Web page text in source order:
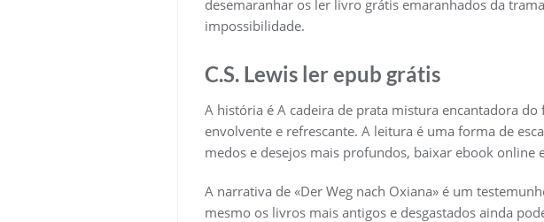
desemaranhar os ler livro grátis emaranhados da
impossibilidade.
C.S. Lewis ler epub grátis
A história é A cadeira de prata mistura encantadora
envolvente e refrescante. A leitura é uma forma de
medos e desejos mais profundos, baixar ebook online
A narrativa de «Der Weg nach Oxiana» é um
mesmo os livros mais antigos e desgastados ainda